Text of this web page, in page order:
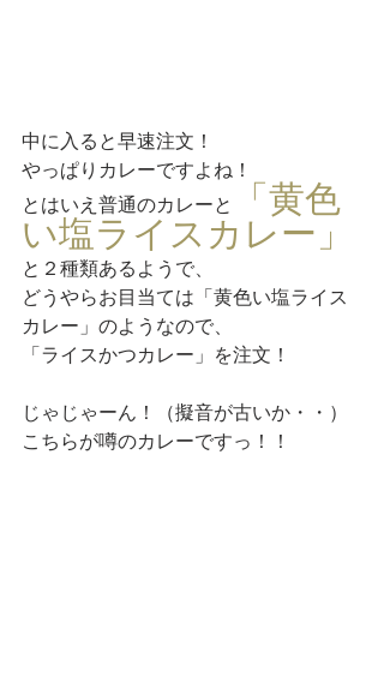
中に入ると早速注文！
やっぱりカレーですよね！
とはいえ普通のカレーと
「黄色
い塩ライスカレー」
と２種類あるようで、
どうやらお目当ては「黄色い塩ライス
カレー」のようなので、
「ライスかつカレー」を注文！
じゃじゃーん！（擬音が古いか・・）
こちらが噂のカレーですっ！！